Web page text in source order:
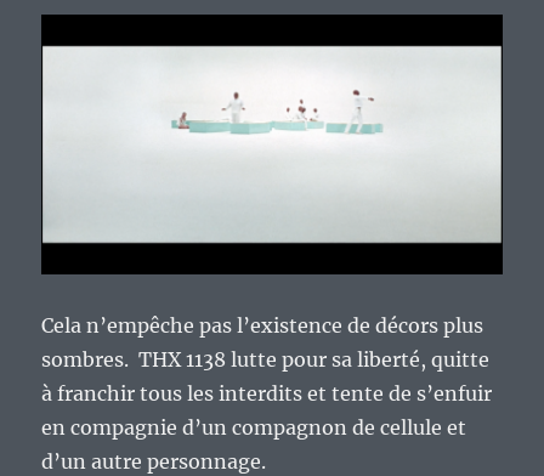
Cela n’empêche pas l’existence de décors plus
sombres. THX 1138 lutte pour sa liberté, quitte
à franchir tous les interdits et tente de s’enfuir
en compagnie d’un compagnon de cellule et
d’un autre personnage.